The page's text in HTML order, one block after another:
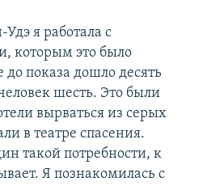
я работала с
которым это было
до показа дошло десять
шесть. Это были
вырваться из серых
в театре спасения.
такой потребности, к
Я познакомилась с